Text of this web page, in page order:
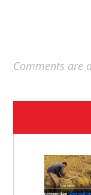
Comments are